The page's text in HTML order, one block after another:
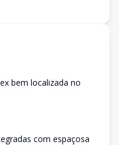
bem localizada no
com espaçosa